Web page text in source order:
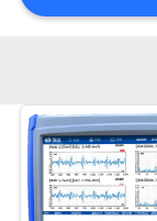
PRIVACY
POLICY